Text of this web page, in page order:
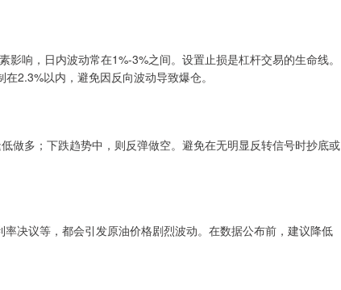
响，日内波动常在1%-3%之间。设置止损是杠杆交易的生命线。
2.3%以内，避免因反向波动导致爆仓。
做多；下跌趋势中，则反弹做空。避免在无明显反转信号时抄底或
决议等，都会引发原油价格剧烈波动。在数据公布前，建议降低